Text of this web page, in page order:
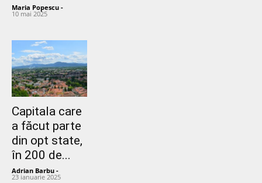
Maria Popescu -
10 mai 2025
Capitala care
a făcut parte
din opt state,
în 200 de...
Adrian Barbu -
23 ianuarie 2025